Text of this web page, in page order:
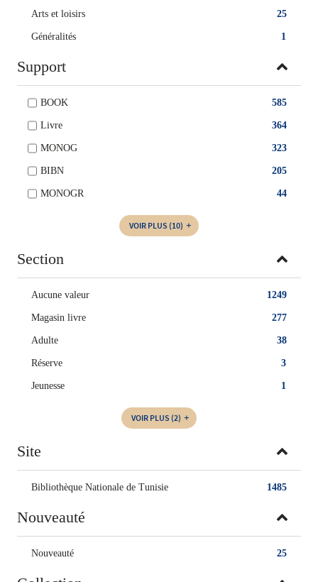
25
Arts et loisirs
1
Généralités
Support
585
BOOK
364
Livre
323
MONOG
205
BIBN
44
MONOGR
VOIR PLUS (10)
Section
1249
Aucune valeur
277
Magasin livre
38
Adulte
3
Réserve
1
Jeunesse
VOIR PLUS (2)
Site
1485
Bibliothèque Nationale de Tunisie
Nouveauté
25
Nouveauté